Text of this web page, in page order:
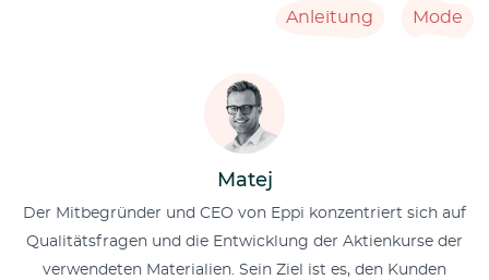
Anleitung Mode
Matej
Der Mitbegründer und CEO von Eppi konzentriert sich auf
Qualitätsfragen und die Entwicklung der Aktienkurse der
verwendeten Materialien. Sein Ziel ist es, den Kunden